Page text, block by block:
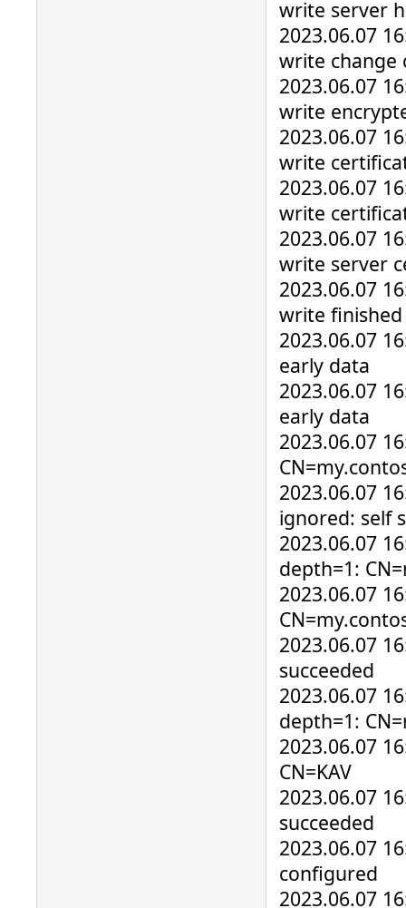
write server
2023.06.07
write change
2023.06.07
write
2023.06.07
write
2023.06.07
write
2023.06.07
write server
2023.06.07
write finished
2023.06.07
early data
2023.06.07
early data
2023.06.07
2023.06.07
ignored: self
2023.06.07
depth=1:
2023.06.07
2023.06.07
succeeded
2023.06.07
depth=1:
2023.06.07
CN=KAV
2023.06.07
succeeded
2023.06.07
configured
2023.06.07